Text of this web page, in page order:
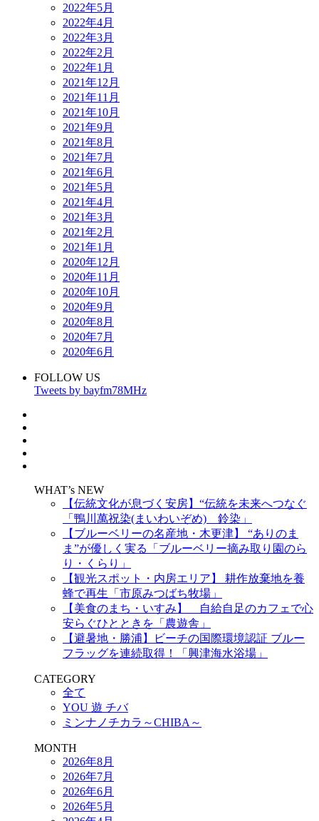
2022年5月
2022年4月
2022年3月
2022年2月
2022年1月
2021年12月
2021年11月
2021年10月
2021年9月
2021年8月
2021年7月
2021年6月
2021年5月
2021年4月
2021年3月
2021年2月
2021年1月
2020年12月
2020年11月
2020年10月
2020年9月
2020年8月
2020年7月
2020年6月
FOLLOW US
Tweets by bayfm78MHz
WHAT’s NEW
【伝統文化が息づく安房】“伝統を未来へつなぐ
「鴨川萬祝染(まいわいぞめ) 鈴染」
【ブルーベリーの名産地・木更津】 “ありのま
ま”が優しく実る「ブルーベリー摘み取り園のら
り・くらり」
【観光スポット・内房エリア】 耕作放棄地を養
蜂で再生「市原みつばち牧場」
【美食のまち・いすみ】 自給自足のカフェで心
安らぐひとときを「農遊舎」
【避暑地・勝浦】ビーチの国際環境認証 ブルー
フラッグを連続取得！「興津海水浴場」
CATEGORY
全て
YOU 遊 チバ
ミンナノチカラ～CHIBA～
MONTH
2026年8月
2026年7月
2026年6月
2026年5月